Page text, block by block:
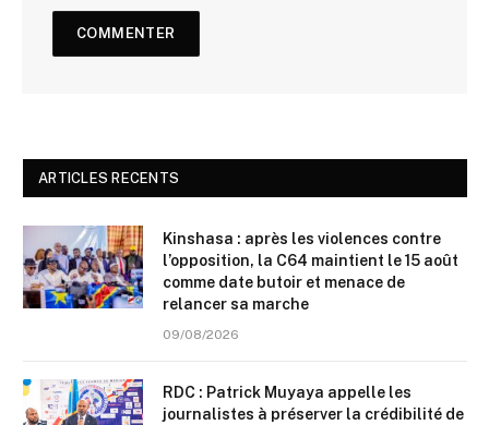
ARTICLES RECENTS
Kinshasa : après les violences contre
l’opposition, la C64 maintient le 15 août
comme date butoir et menace de
relancer sa marche
09/08/2026
RDC : Patrick Muyaya appelle les
journalistes à préserver la crédibilité de